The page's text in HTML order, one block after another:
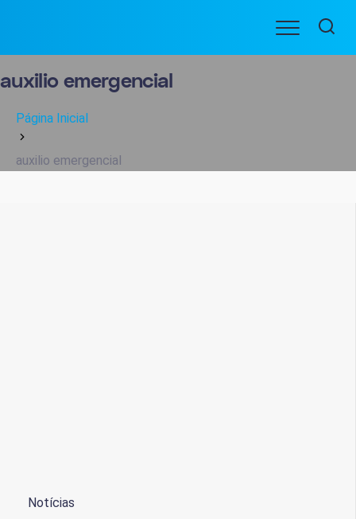
conteúdo
BENEFICIARIOS
Menu
auxilio emergencial
Página Inicial
auxilio emergencial
Notícias